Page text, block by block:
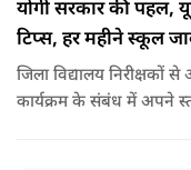
योगी सरकार की पहल,
टिप्स, हर महीने स्कूल
जिला विद्यालय निरीक्षकों
कार्यक्रम के संबंध में अपने